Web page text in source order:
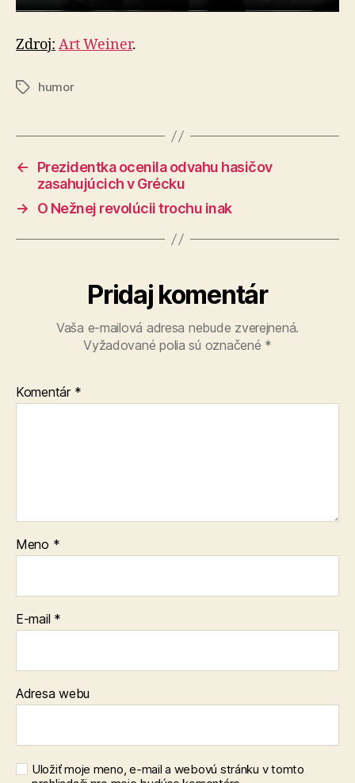
Zdroj: Art Weiner.
Značkyhumor
←
Prezidentka ocenila odvahu hasičov
zasahujúcich v Grécku
→
O Nežnej revolúcii trochu inak
Pridaj komentár
Vaša e-mailová adresa nebude zverejnená.
Vyžadované polia sú označené *
Komentár *
Meno *
E-mail *
Adresa webu
Uložiť moje meno, e-mail a webovú stránku v tomto